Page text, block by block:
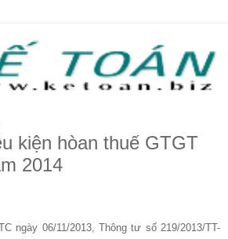
kiện hòan thuế GTGT
2014
ngày 06/11/2013, Thông tư số 219/2013/TT-